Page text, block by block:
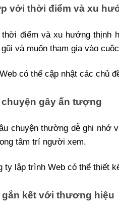
với thời điểm và xu
thời điểm và xu hướng thịnh
và muốn tham gia vào
có thể cập nhật các chủ
chuyện gây ấn tượng
chuyện thường dễ ghi nhớ
tâm trí người xem.
ty lập trình Web có thể thiết
gắn kết với thương hiệu